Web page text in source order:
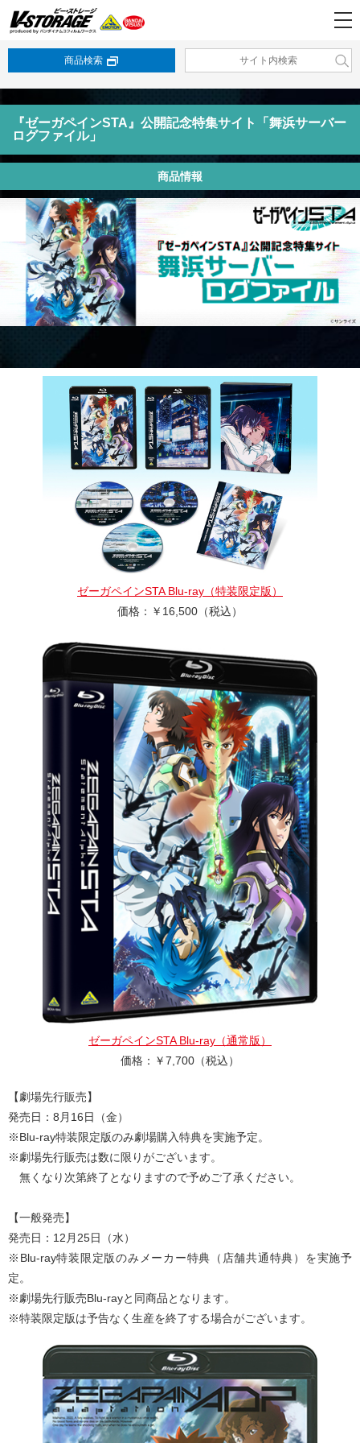
商品検索
『ゼーガペインSTA』公開記念特集サイト「舞浜サーバー
ログファイル」
商品情報
ゼーガペインSTA Blu-ray（特装限定版）
価格：￥16,500（税込）
ゼーガペインSTABlu-ray（通常版）
価格：￥7,700（税込）
【劇場先行販売】
発売日：8月16日（金）
※Blu-ray特装限定版のみ劇場購入特典を実施予定。
※劇場先行販売は数に限りがございます。
無くなり次第終了となりますので予めご了承ください。
【一般発売】
発売日：12月25日（水）
※Blu-ray特装限定版のみメーカー特典（店舗共通特典）を実施予
定。
※劇場先行販売Blu-rayと同商品となります。
※特装限定版は予告なく生産を終了する場合がございます。